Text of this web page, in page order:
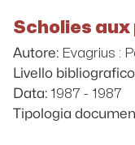
Scholies aux
Autore: Evagrius :
Livello
Data: 1987 - 1987
Tipologia